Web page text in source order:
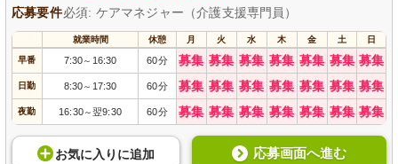
応募要件必須: ケアマネジャー（介護支援専門員）
就業時間 休憩 月 火 水 木 金 土 日
早番 7:30～ 16:30 60分 募集 募集 募集 募集 募集 募集 募集
日勤 8:30～ 17:30 60分 募集 募集 募集 募集 募集 募集 募集
夜勤 16:30～翌9:30 60分 募集 募集 募集 募集 募集 募集 募集
お気に入り に追加 応募画面へ進む